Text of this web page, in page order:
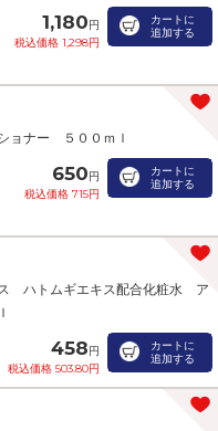
1,180円
税込価格 1,298円
カートに
追加する
ョナー ５００ｍｌ
650円
税込価格 715円
カートに
追加する
ス ハトムギエキス配合化粧水 ア
458円
税込価格 503.80円
カートに
追加する